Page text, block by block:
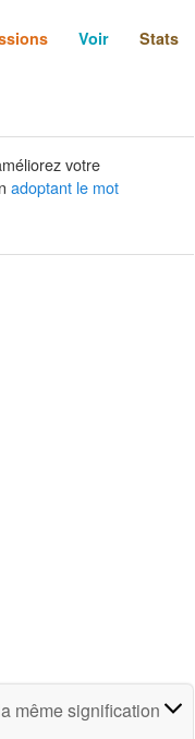
Voir Stats
votre
adoptant le mot
même signification